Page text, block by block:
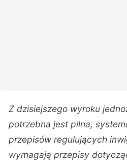
Z dzisiejszego wyroku
potrzebna jest pilna,
przepisów regulujących
wymagają przepisy